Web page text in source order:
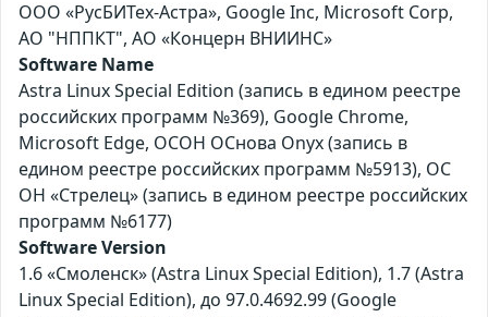
ООО «РусБИТех-Астра», Google Inc, Microsoft Corp,
АО "НППКТ", АО «Концерн ВНИИНС»
Software Name
Astra Linux Special Edition (запись в едином реестре
российских программ №369), Google Chrome,
Microsoft Edge, ОСОН ОСнова Оnyx (запись в
едином реестре российских программ №5913), ОС
ОН «Стрелец» (запись в едином реестре российских
программ №6177)
Software Version
1.6 «Смоленск» (Astra Linux Special Edition), 1.7 (Astra
Linux Special Edition), до 97.0.4692.99 (Google